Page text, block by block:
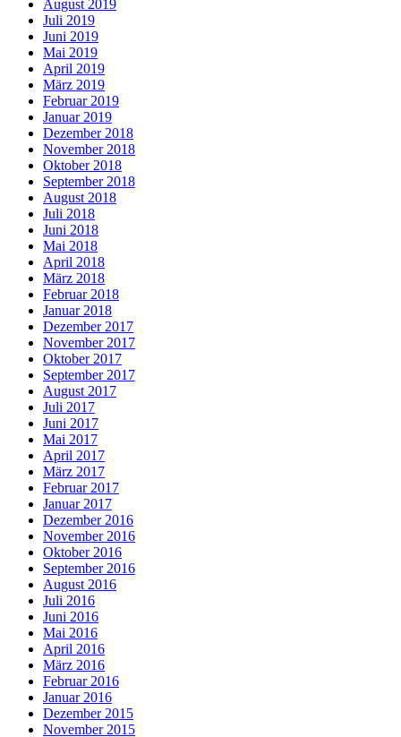
August 2019
Juli 2019
Juni 2019
Mai 2019
April 2019
März 2019
Februar 2019
Januar 2019
Dezember 2018
November 2018
Oktober 2018
September 2018
August 2018
Juli 2018
Juni 2018
Mai 2018
April 2018
März 2018
Februar 2018
Januar 2018
Dezember 2017
November 2017
Oktober 2017
September 2017
August 2017
Juli 2017
Juni 2017
Mai 2017
April 2017
März 2017
Februar 2017
Januar 2017
Dezember 2016
November 2016
Oktober 2016
September 2016
August 2016
Juli 2016
Juni 2016
Mai 2016
April 2016
März 2016
Februar 2016
Januar 2016
Dezember 2015
November 2015